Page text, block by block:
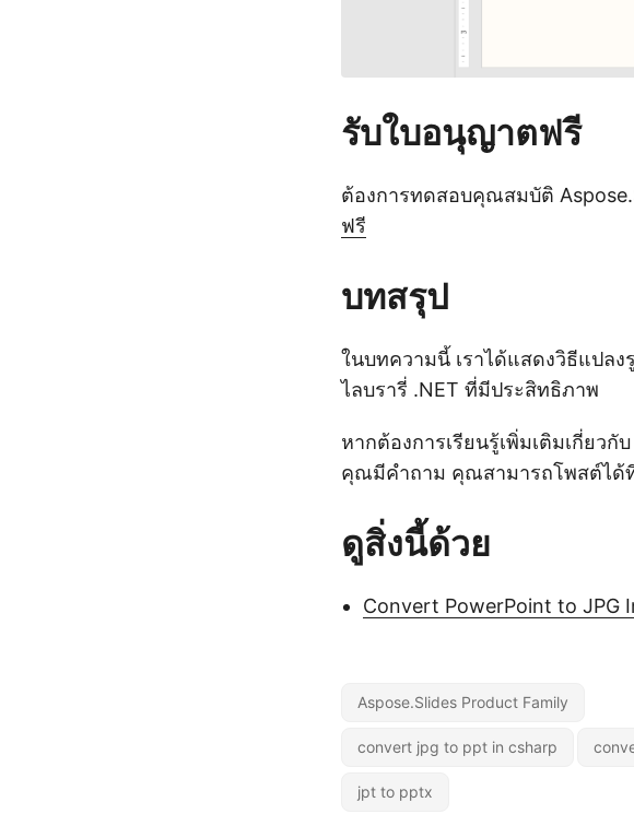
รับใบอนุญาตฟรี
ต้องการทดสอบคุณสมบัติ
ฟรี
บทสรุป
ในบทความนี้ เราได้แสดงวิธีแปลง
ไลบรารี่ .NET ที่มีประสิทธิภาพ
หากต้องการเรียนรู้เพิ่มเติมเกี่ยวกั
คุณมีคำถาม คุณสามารถโพสต์ได้
ดูสิ่งนี้ด้วย
Convert PowerPoint to JPG
Aspose.Slides Product Family
convert jpg to ppt in csharp
jpt to pptx